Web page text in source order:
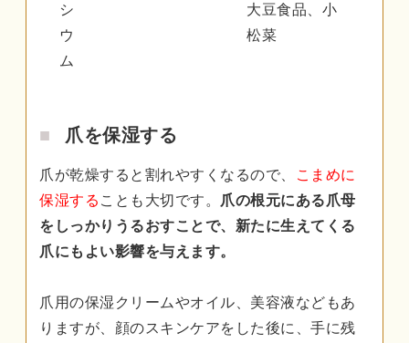
シ
ウ
ム
大豆食品、小
松菜
爪を保湿する
爪が乾燥すると割れやすくなるので、
こまめに
保湿する ことも大切です。 爪の根元にある爪母
をしっかりうるおすことで、新たに生えてくる
爪にもよい影響を与えます。
爪用の保湿クリームやオイル、美容液などもあ
りますが、顔のスキンケアをした後に、手に残